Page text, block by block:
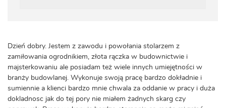
Dzień dobry. Jestem z zawodu i powołania stolarzem z
zamiłowania ogrodnikiem, złota rączka w budownictwie i
majsterkowaniu ale posiadam też wiele innych umiejętności w
branży budowlanej. Wykonuje swoją pracę bardzo dokładnie i
sumiennie a klienci bardzo mnie chwala za oddanie w pracy i duża
dokladnosc jak do tej pory nie miałem żadnych skarg czy